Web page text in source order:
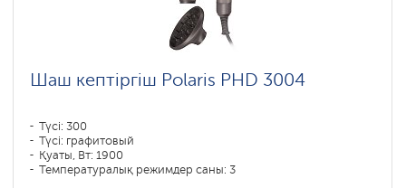
Шаш кептіргіш Polaris PHD 3004
Түсі: 300
Түсі: графитовый
Қуаты, Вт: 1900
Температуралық режимдер саны: 3